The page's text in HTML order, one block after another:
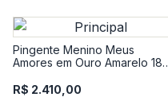
Pingente Menino Meus
Amores em Ouro Amarelo 18k
R$ 2.410,00